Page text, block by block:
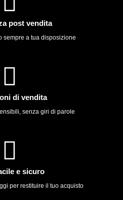
post vendita
sempre a tua disposizione
di vendita
senza giri di parole
e sicuro
per restituire il tuo acquisto